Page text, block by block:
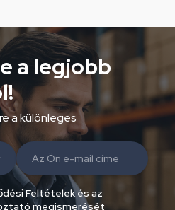
a legjobb
a különleges
Feltételek és az
megismerését